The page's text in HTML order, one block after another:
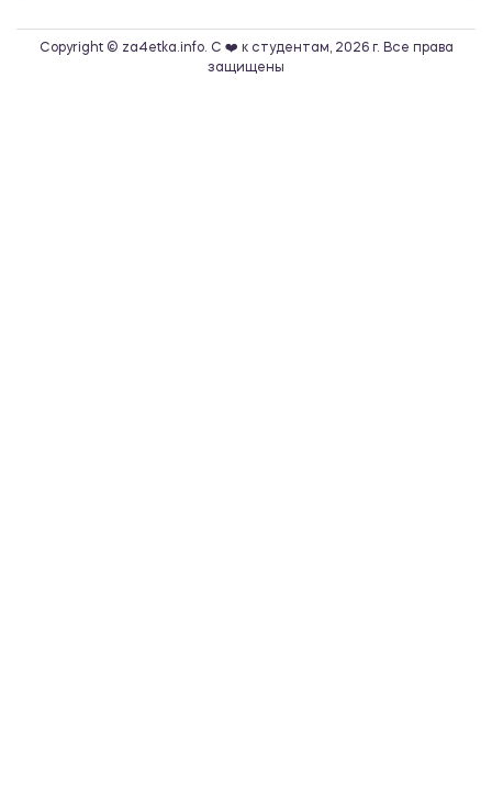
Copyright © za4etka.info. С ❤️ к студентам, 2026 г. Все права
защищены